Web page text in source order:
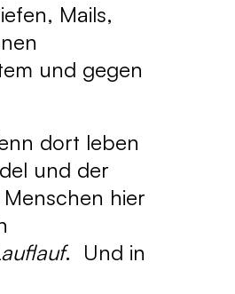
Mails,
und gegen
dort leben
und der
hier
. Und in